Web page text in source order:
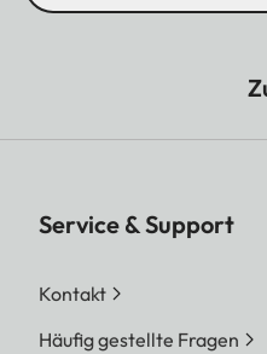
Service & Support
Kontakt
Häufig gestellte Fragen